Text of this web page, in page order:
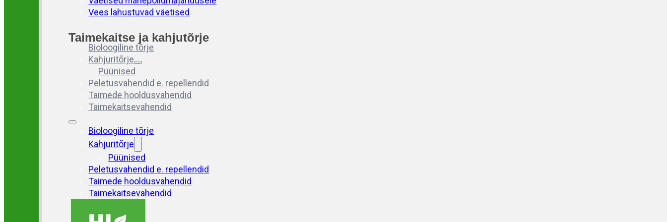
Vees lahustuvad väetised
Taimekaitse ja kahjutõrje
Bioloogiline tõrje
Kahjuritõrje
Püünised
Peletusvahendid e. repellendid
Taimede hooldusvahendid
Taimekaitsevahendid
Bioloogiline tõrje
Kahjuritõrje
Püünised
Peletusvahendid e. repellendid
Taimede hooldusvahendid
Taimekaitsevahendid